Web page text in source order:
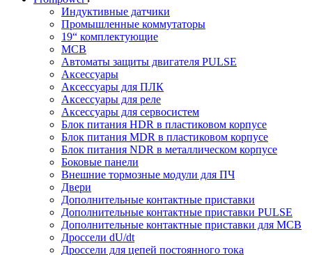
Индуктивные датчики
Промышленные коммутаторы
19“ комплектующие
MCB
Автоматы защиты двигателя PULSE
Аксессуары
Аксессуары для ПЛК
Аксессуары для реле
Аксессуары для сервосистем
Блок питания HDR в пластиковом корпусе
Блок питания MDR в пластиковом корпусе
Блок питания NDR в металлическом корпусе
Боковые панели
Внешние тормозные модули для ПЧ
Двери
Дополнительные контактные приставки
Дополнительные контактные приставки PULSE
Дополнительные контактные приставки для MCB
Дроссели dU/dt
Дроссели для цепей постоянного тока